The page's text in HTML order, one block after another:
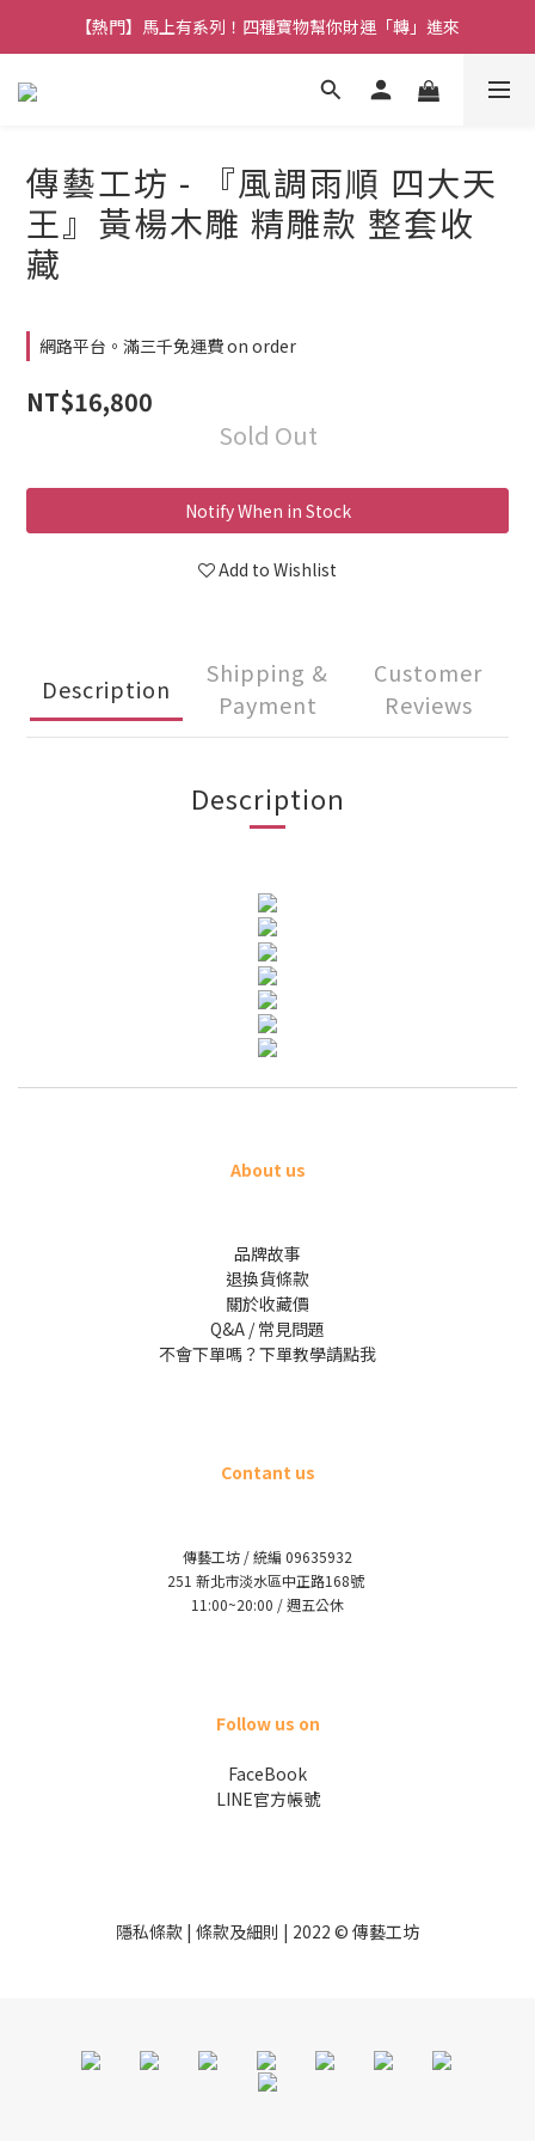
【熱門】馬上有系列！四種寶物幫你財運「轉」進來
【熱門】馬上有系列！四種寶物幫你財運「轉」進來
【補貨通知】悟道齊天大聖｜到貨拉！
傳藝工坊 - 『風調雨順 四大天
王』黃楊木雕 精雕款 整套收
藏
網路平台。滿三千免運費 on order
NT$16,800
Sold Out
Notify When in Stock
Add to Wishlist
Description
Shipping &
Payment
Customer
Reviews
Description
About us
品牌故事
退換貨條款
關於收藏價
Q&A / 常見問題
不會下單嗎？下單教學請點我
Contant us
傳藝工坊 / 統編 09635932
251 新北市淡水區中正路168號
11:00~20:00 / 週五公休
Follow us on
FaceBook
LINE官方帳號
隱私條款 | 條款及細則 | 2022 © 傳藝工坊